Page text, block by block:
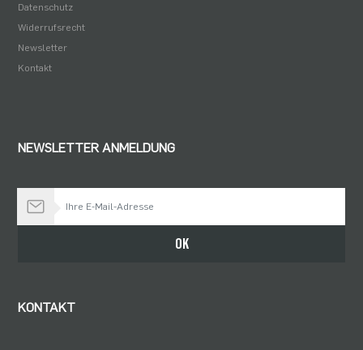
Datenschutz
Widerrufsrecht
Newsletter
Kontakt
NEWSLETTER ANMELDUNG
OK
KONTAKT